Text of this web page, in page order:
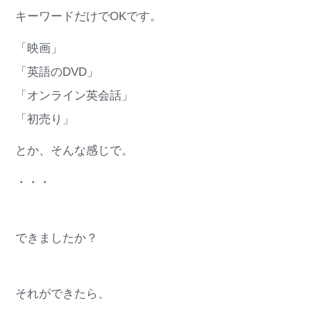
キーワードだけでOKです。
「映画」
「英語のDVD」
「オンライン英会話」
「初売り」
とか、そんな感じで。
・・・
できましたか？
それができたら、